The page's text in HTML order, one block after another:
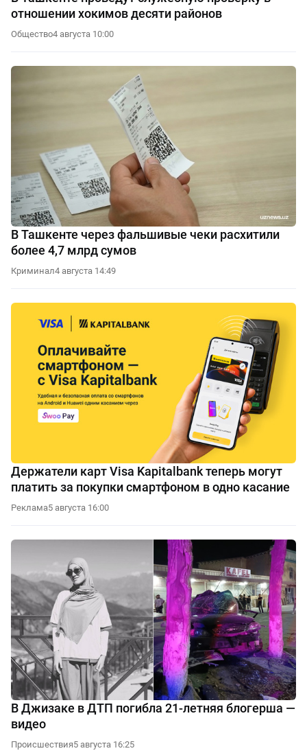
отношении хокимов десяти районов
Общество4 августа 10:00
В Ташкенте через фальшивые чеки расхитили
более 4,7 млрд сумов
Криминал4 августа 14:49
Держатели карт Visa Kapitalbank теперь могут
платить за покупки смартфоном в одно касание
Реклама5 августа 16:00
В Джизаке в ДТП погибла 21-летняя блогерша —
видео
Происшествия5 августа 16:25